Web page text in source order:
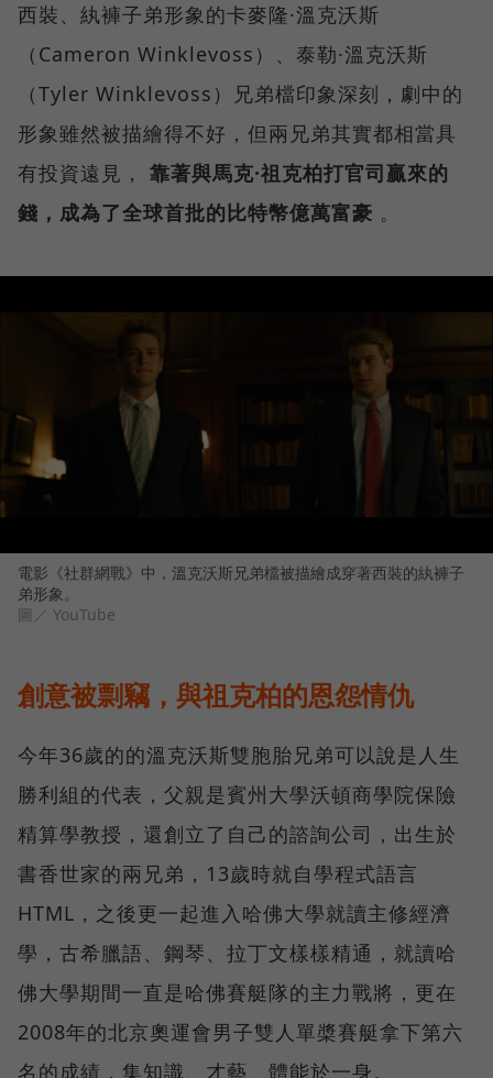
西裝、紈褲子弟形象的卡麥隆·溫克沃斯
（Cameron Winklevoss）、泰勒·溫克沃斯
（Tyler Winklevoss）兄弟檔印象深刻，劇中的
形象雖然被描繪得不好，但兩兄弟其實都相當具
有投資遠見， 靠著與馬克·祖克柏打官司贏來的
錢，成為了全球首批的比特幣億萬富豪 。
電影《社群網戰》中，溫克沃斯兄弟檔被描繪成穿著西裝的紈褲子
弟形象。
圖／ YouTube
創意被剽竊，與祖克柏的恩怨情仇
今年36歲的的溫克沃斯雙胞胎兄弟可以說是人生
勝利組的代表，父親是賓州大學沃頓商學院保險
精算學教授，還創立了自己的諮詢公司，出生於
書香世家的兩兄弟，13歲時就自學程式語言
HTML，之後更一起進入哈佛大學就讀主修經濟
學，古希臘語、鋼琴、拉丁文樣樣精通，就讀哈
佛大學期間一直是哈佛賽艇隊的主力戰將，更在
2008年的北京奧運會男子雙人單槳賽艇拿下第六
名的成績，集知識、才藝、體能於一身。